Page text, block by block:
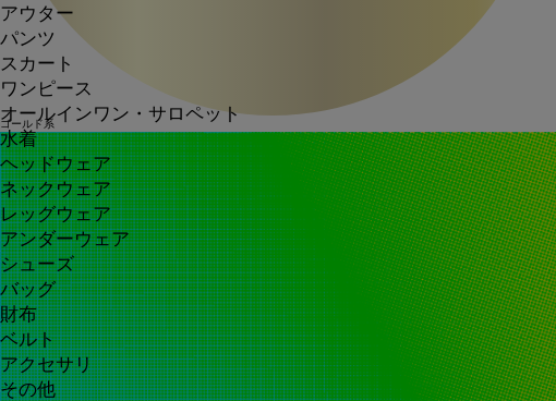
アウター
パンツ
スカート
ワンピース
オールインワン・サロペット
水着
ヘッドウェア
ネックウェア
レッグウェア
アンダーウェア
シューズ
バッグ
財布
ベルト
アクセサリ
その他
ゴールド系